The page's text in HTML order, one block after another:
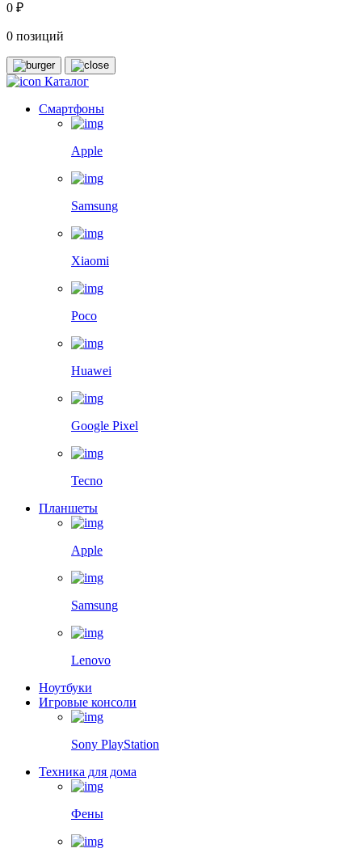
0 ₽
0 позиций
Каталог
Смартфоны
Apple
Samsung
Xiaomi
Poco
Huawei
Google Pixel
Tecno
Планшеты
Apple
Samsung
Lenovo
Ноутбуки
Игровые консоли
Sony PlayStation
Техника для дома
Фены